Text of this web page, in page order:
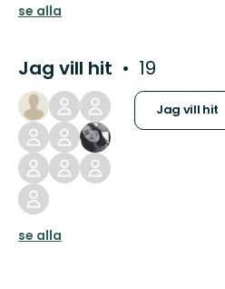
se alla
Jag vill hit 19
Jag vill hit
se alla